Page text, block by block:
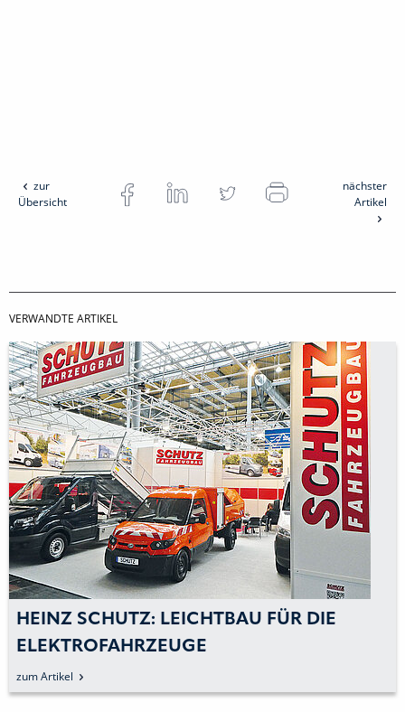
zur
Übersicht
nächster
Artikel
VERWANDTE ARTIKEL
HEINZ SCHUTZ: LEICHTBAU FÜR DIE
ELEKTROFAHRZEUGE
zum Artikel